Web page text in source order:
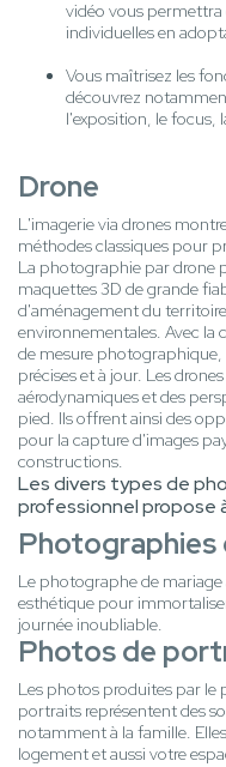
vidéo vous
individuelles en
Vous maîtrisez les
découvrez
l'exposition, le focus,
Drone
L'imagerie via drones
méthodes classiques pour
La photographie par drone
maquettes 3D de grande
d'aménagement du
environnementales. Avec la
de mesure
précises et à jour. Les
aérodynamiques et des
pied. Ils offrent ainsi des
pour la capture d'images
constructions.
Les divers types de
professionnel propose
Photographies
Le photographe de
esthétique pour
journée inoubliable.
Photos de
Les photos produites par le
portraits représentent des
notamment à la famille.
logement et aussi votre